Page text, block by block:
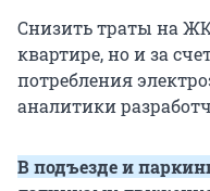
Снизить траты на
квартире, но и за
потребления
аналитики
В подъезде и